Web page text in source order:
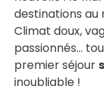
destinations au
Climat doux,
passionnés…
premier séjour
inoubliable !